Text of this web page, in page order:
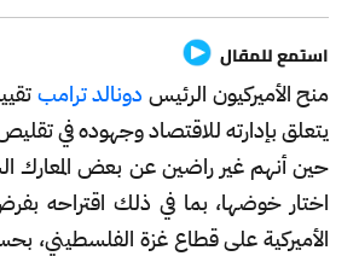
استمع للمقال
منح الأميركيون الرئيس دونالد ترامب
يتعلق بإدارته للاقتصاد وجهوده في
حين أنهم غير راضين عن بعض المعارك
اختار خوضها، بما في ذلك اقتراحه
الأميركية على قطاع غزة الفلسطيني،